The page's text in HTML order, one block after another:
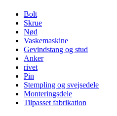
Bolt
Skrue
Nød
Vaskemaskine
Gevindstang og stud
Anker
rivet
Pin
Stempling og svejsedele
Monteringsdele
Tilpasset fabrikation